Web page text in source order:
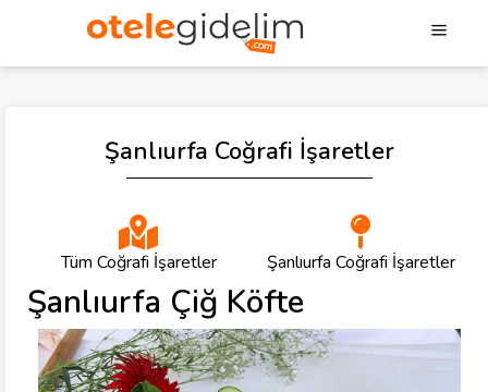
Şanlıurfa Coğrafi İşaretler
Tüm Coğrafi İşaretler Şanlıurfa Coğrafi İşaretler
Şanlıurfa Çiğ Köfte